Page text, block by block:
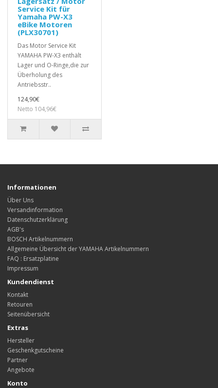
Service Kit für
Yamaha PW-X3
eBike Motoren
(PLX30701)
Das Motor Service Kit
YAMAHA PW-X3 enthält
Lager und O-Ringe,die zur
Überholung des
Antriebsstr..
124,90€
Netto 104,96€
Informationen
Über Uns
Versandinformation
Datenschutzerklärung
AGB's
BOSCH Artikelnummern
Allgemeine Übersicht der YAMAHA Artikelnummern
FAQ : Ersatzplatine
Impressum
Kundendienst
Kontakt
Retouren
Seitenübersicht
Extras
Hersteller
Geschenkgutscheine
Partner
Angebote
Konto